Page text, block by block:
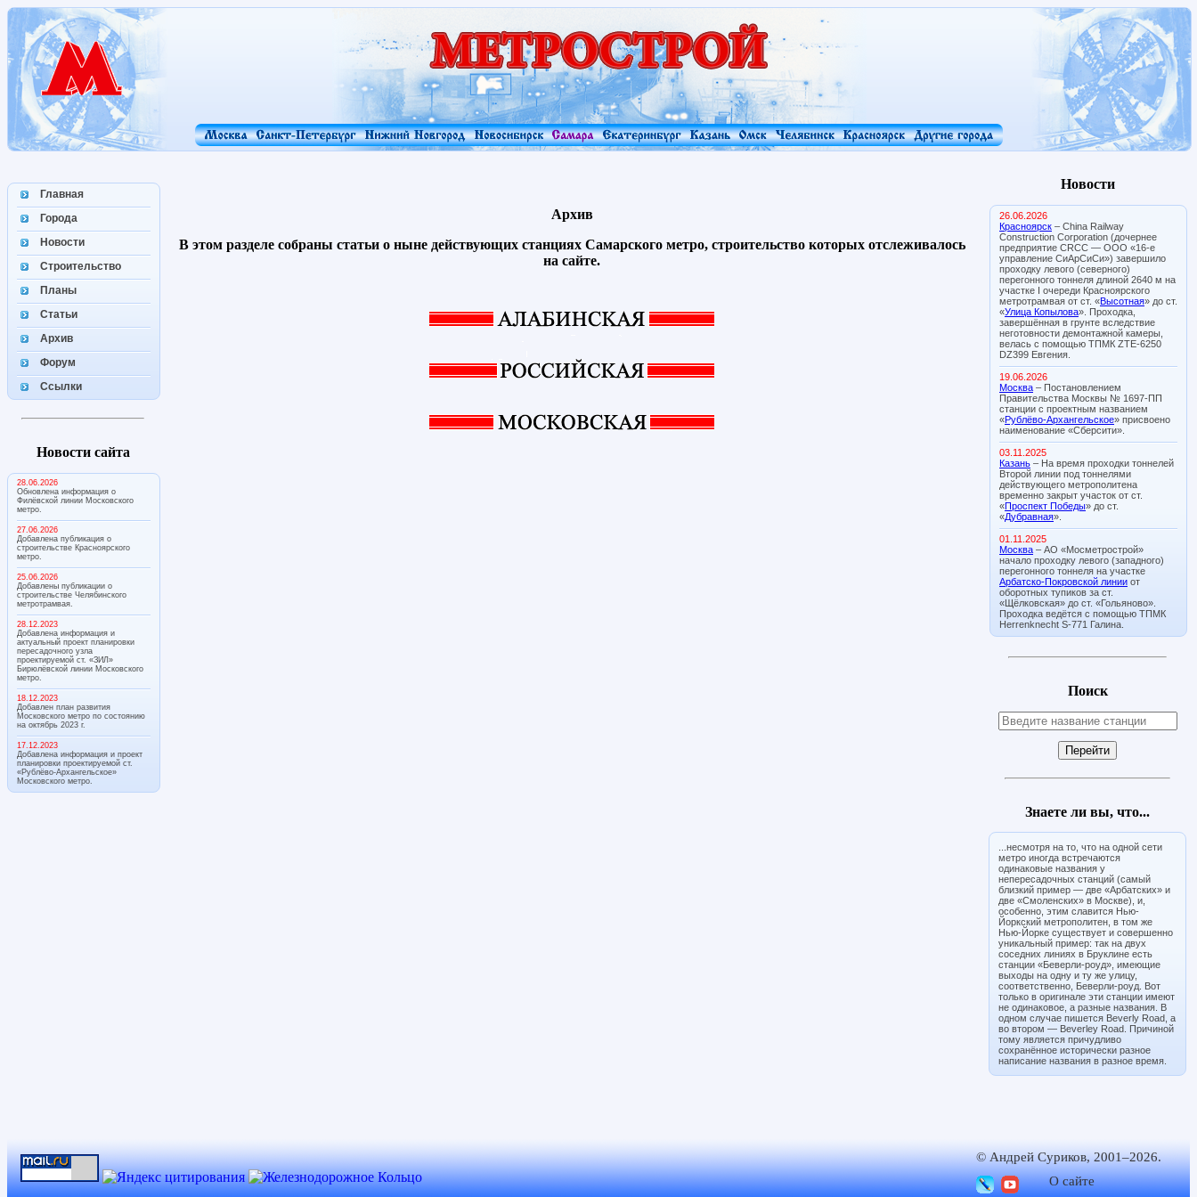
Главная
Города
Новости
Строительство
Планы
Статьи
Архив
Форум
Ссылки
Новости сайта
28.06.2026
Обновлена информация о
Филёвской линии Московского
метро.
27.06.2026
Добавлена публикация о
строительстве Красноярского
метро.
25.06.2026
Добавлены публикации о
строительстве Челябинского
метротрамвая.
28.12.2023
Добавлена информация и
актуальный проект планировки
пересадочного узла
проектируемой ст. «ЗИЛ»
Бирюлёвской линии Московского
метро.
18.12.2023
Добавлен план развития
Московского метро по состоянию
на октябрь 2023 г.
17.12.2023
Добавлена информация и проект
планировки проектируемой ст.
«Рублёво-Архангельское»
Московского метро.
Новости
26.06.2026
Красноярск – China Railway
Construction Corporation (дочернее
предприятие CRCC — ООО «16-е
управление СиАрСиСи») завершило
проходку левого (северного)
перегонного тоннеля длиной 2640 м на
участке I очереди Красноярского
метротрамвая от ст. «Высотная» до ст.
«Улица Копылова». Проходка,
завершённая в грунте вследствие
неготовности демонтажной камеры,
велась с помощью ТПМК ZTE-6250
DZ399 Евгения.
19.06.2026
Москва – Постановлением
Правительства Москвы № 1697-ПП
станции с проектным названием
«Рублёво-Архангельское» присвоено
наименование «Сберсити».
03.11.2025
Казань – На время проходки тоннелей
Второй линии под тоннелями
действующего метрополитена
временно закрыт участок от ст.
«Проспект Победы» до ст.
«Дубравная».
01.11.2025
Москва – АО «Мосметрострой»
начало проходку левого (западного)
перегонного тоннеля на участке
Арбатско-Покровской линии от
оборотных тупиков за ст.
«Щёлковская» до ст. «Гольяново».
Проходка ведётся с помощью ТПМК
Herrenknecht S-771 Галина.
Поиск
Знаете ли вы, что...
...несмотря на то, что на одной сети
метро иногда встречаются
одинаковые названия у
непересадочных станций (самый
близкий пример — две «Арбатских» и
две «Смоленских» в Москве), и,
особенно, этим славится Нью-
Йоркский метрополитен, в том же
Нью-Йорке существует и совершенно
уникальный пример: так на двух
соседних линиях в Бруклине есть
станции «Беверли-роуд», имеющие
выходы на одну и ту же улицу,
соответственно, Беверли-роуд. Вот
только в оригинале эти станции имеют
не одинаковое, а разные названия. В
одном случае пишется Beverly Road, а
во втором — Beverley Road. Причиной
тому является причудливо
сохранённое исторически разное
написание названия в разное время.
Архив
В этом разделе собраны статьи о ныне действующих станциях Самарского метро, строительство которых отслеживалось
на сайте.
© Андрей Суриков, 2001–2026.
О сайте